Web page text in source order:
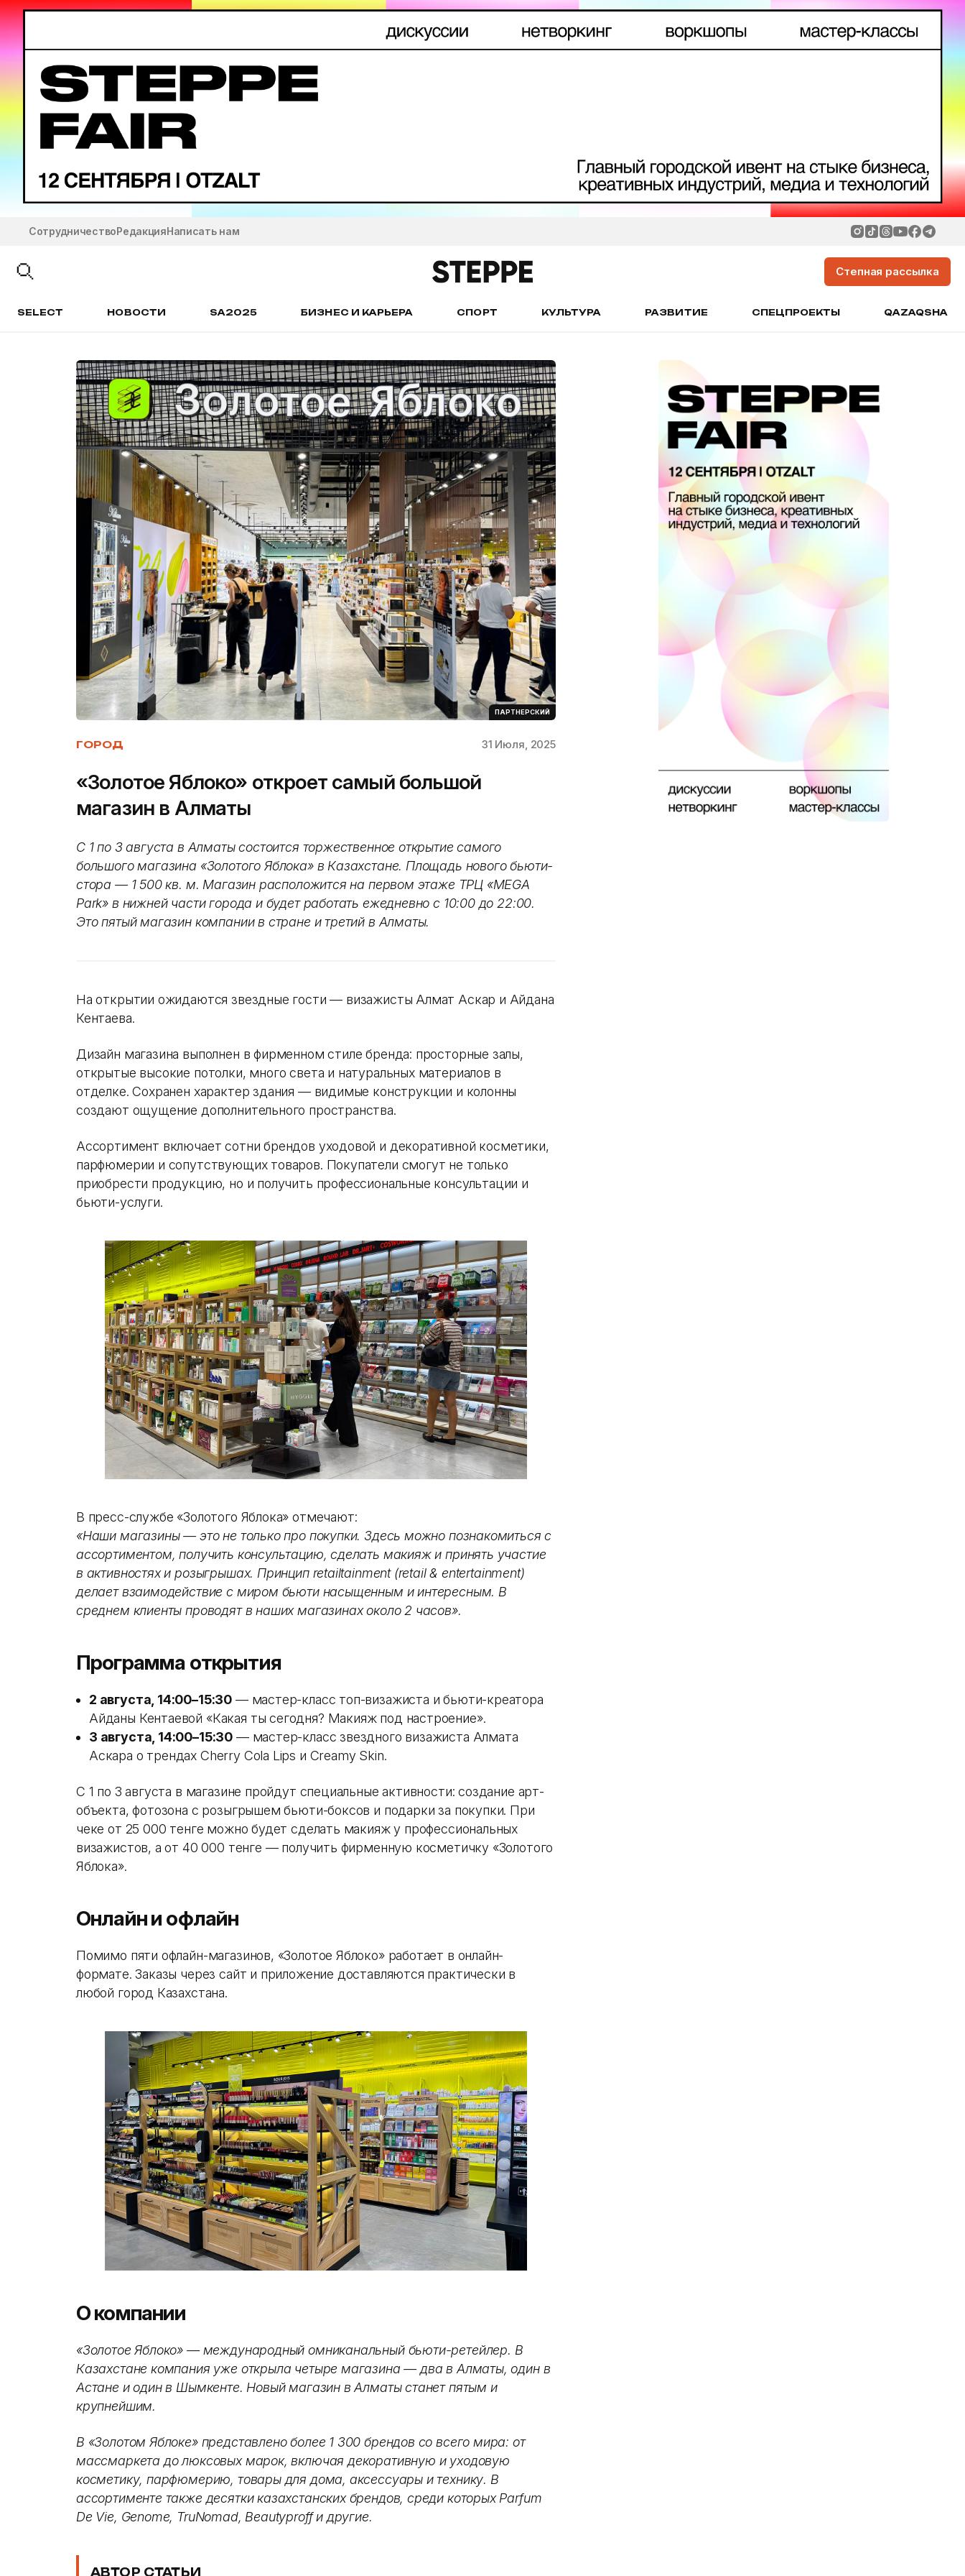
СотрудничествоРедакцияНаписать нам
Степная рассылка
SELECT НОВОСТИ SA2025 БИЗНЕС И КАРЬЕРА СПОРТ КУЛЬТУРА РАЗВИТИЕ СПЕЦПРОЕКТЫ QAZAQSHA
ПАРТНЕРСКИЙ
ГОРОД 31 Июля, 2025
«Золотое Яблоко» откроет самый большой
магазин в Алматы
С 1 по 3 августа в Алматы состоится торжественное открытие самого
большого магазина «Золотого Яблока» в Казахстане. Площадь нового бьюти-
стора — 1 500 кв. м. Магазин расположится на первом этаже ТРЦ «MEGA
Park» в нижней части города и будет работать ежедневно с 10:00 до 22:00.
Это пятый магазин компании в стране и третий в Алматы.
На открытии ожидаются звездные гости — визажисты Алмат Аскар и Айдана
Кентаева.
Дизайн магазина выполнен в фирменном стиле бренда: просторные залы,
открытые высокие потолки, много света и натуральных материалов в
отделке. Сохранен характер здания — видимые конструкции и колонны
создают ощущение дополнительного пространства.
Ассортимент включает сотни брендов уходовой и декоративной косметики,
парфюмерии и сопутствующих товаров. Покупатели смогут не только
приобрести продукцию, но и получить профессиональные консультации и
бьюти-услуги.
В пресс-службе «Золотого Яблока» отмечают:
«Наши магазины — это не только про покупки. Здесь можно познакомиться с
ассортиментом, получить консультацию, сделать макияж и принять участие
в активностях и розыгрышах. Принцип retailtainment (retail & entertainment)
делает взаимодействие с миром бьюти насыщенным и интересным. В
среднем клиенты проводят в наших магазинах около 2 часов».
Программа открытия
2 августа, 14:00–15:30 — мастер-класс топ-визажиста и бьюти-креатора
Айданы Кентаевой «Какая ты сегодня? Макияж под настроение».
3 августа, 14:00–15:30 — мастер-класс звездного визажиста Алмата
Аскара о трендах Cherry Cola Lips и Creamy Skin.
С 1 по 3 августа в магазине пройдут специальные активности: создание арт-
объекта, фотозона с розыгрышем бьюти-боксов и подарки за покупки. При
чеке от 25 000 тенге можно будет сделать макияж у профессиональных
визажистов, а от 40 000 тенге — получить фирменную косметичку «Золотого
Яблока».
Онлайн и офлайн
Помимо пяти офлайн-магазинов, «Золотое Яблоко» работает в онлайн-
формате. Заказы через сайт и приложение доставляются практически в
любой город Казахстана.
О компании
«Золотое Яблоко» — международный омниканальный бьюти-ретейлер. В
Казахстане компания уже открыла четыре магазина — два в Алматы, один в
Астане и один в Шымкенте. Новый магазин в Алматы станет пятым и
крупнейшим.
В «Золотом Яблоке» представлено более 1 300 брендов со всего мира: от
массмаркета до люксовых марок, включая декоративную и уходовую
косметику, парфюмерию, товары для дома, аксессуары и технику. В
ассортименте также десятки казахстанских брендов, среди которых Parfum
De Vie, Genome, TruNomad, Beautyproff и другие.
АВТОР СТАТЬИ